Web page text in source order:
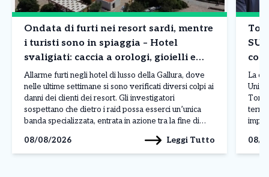
Ondata di furti nei resort sardi, mentre
i turisti sono in spiaggia – Hotel
svaligiati: caccia a orologi, gioielli e
borse
Allarme furti negli hotel di lusso della Gallura, dove
nelle ultime settimane si sono verificati diversi colpi ai
danni dei clienti dei resort. Gli investigatori
sospettano che dietro i raid possa esserci un’unica
banda specializzata, entrata in azione tra la fine di
della costa sarda. L’ultimo […]
08/08/2026 Leggi Tutto
La
08/